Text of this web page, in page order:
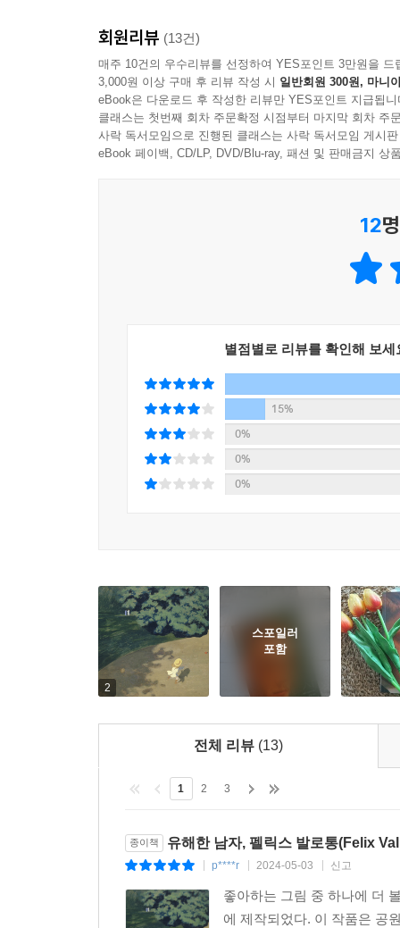
치 아이처럼 울었다.
그러한 유산의 짐을 최초로 짊어진 조상이 누구인
칙에 귀속된 형태로 자신을 달구고 있었다. 이후
이다. 이 얼마나 단순하고 명백한가!
분명, 나는 누구보다도 더 치명적이고 고통스러
없다. 스물여덟 살에 죽음을 받아들인다. 불운한
운 저녁 죽음을 맞이하는 것은 내게 고결한 행위
운 빛으로 둘러싸일지. 그때 발에 밟히는 모래
이제 해야 할 일을 모두 마쳤다. 그녀와 같은 물
리고, 뒤섞고, 중화시키며, 응고시키거나 분배하
회원리뷰 (13건)
매주 10건의 우수리뷰를 선정하여 YES포인트 3만원을 드
3,000원 이상 구매 후 리뷰 작성 시 일반회원 300원, 마니
eBook은 다운로드 후 작성한 리뷰만 YES포인트 지급됩니
클래스는 첫번째 회차 주문확정 시점부터 마지막 회차 주
사락 독서모임으로 진행된 클래스는 사락 독서모임 게시
eBook 페이백, CD/LP, DVD/Blu-ray, 패션 및 판매금지 상
12
별점별로 리뷰를 확인해 보세
15%
0%
0%
0%
2
스포일러
포함
전체 리뷰 (13)
1 2 3
종이책 유해한 남자, 펠릭스 발로통(Felix
p****r 2024-05-03 신고
좋아하는 그림 중 하나에 더
에 제작되었다. 이 작품은 공